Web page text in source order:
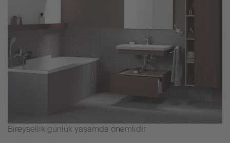
Bireysellik günlük yaşamda önemlidir